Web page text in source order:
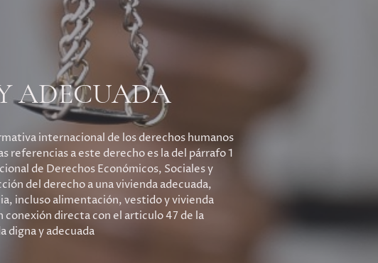
ADECUADA
internacional de los derechos humanos
referencias a este derecho es la del párrafo 1
de Derechos Económicos, Sociales y
del derecho a una vivienda adecuada,
incluso alimentación, vestido y vivienda
conexión directa con el articulo 47 de la
digna y adecuada